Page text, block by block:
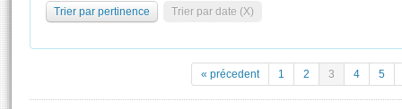
Pétitions
Statistiques et chiffres clés
Documents de référence
( Constitution | Règlement de l'Assemblée ... )
Trier par pertinence Trier par date (X)
« précedent 1 2 3 4 5